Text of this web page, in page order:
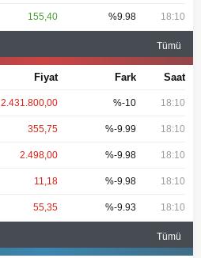
155,40 %9.98 18:10
Tümü
Fiyat Fark Saat
2.431.800,00 %-10 18:10
355,75 %-9.99 18:10
2.498,00 %-9.98 18:10
11,18 %-9.98 18:10
55,35 %-9.93 18:10
Tümü